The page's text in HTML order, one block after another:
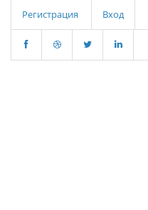
Регистрация Вход